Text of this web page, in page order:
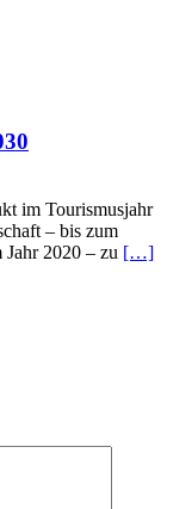
im Tourismusjahr
– bis zum
2020 – zu […]